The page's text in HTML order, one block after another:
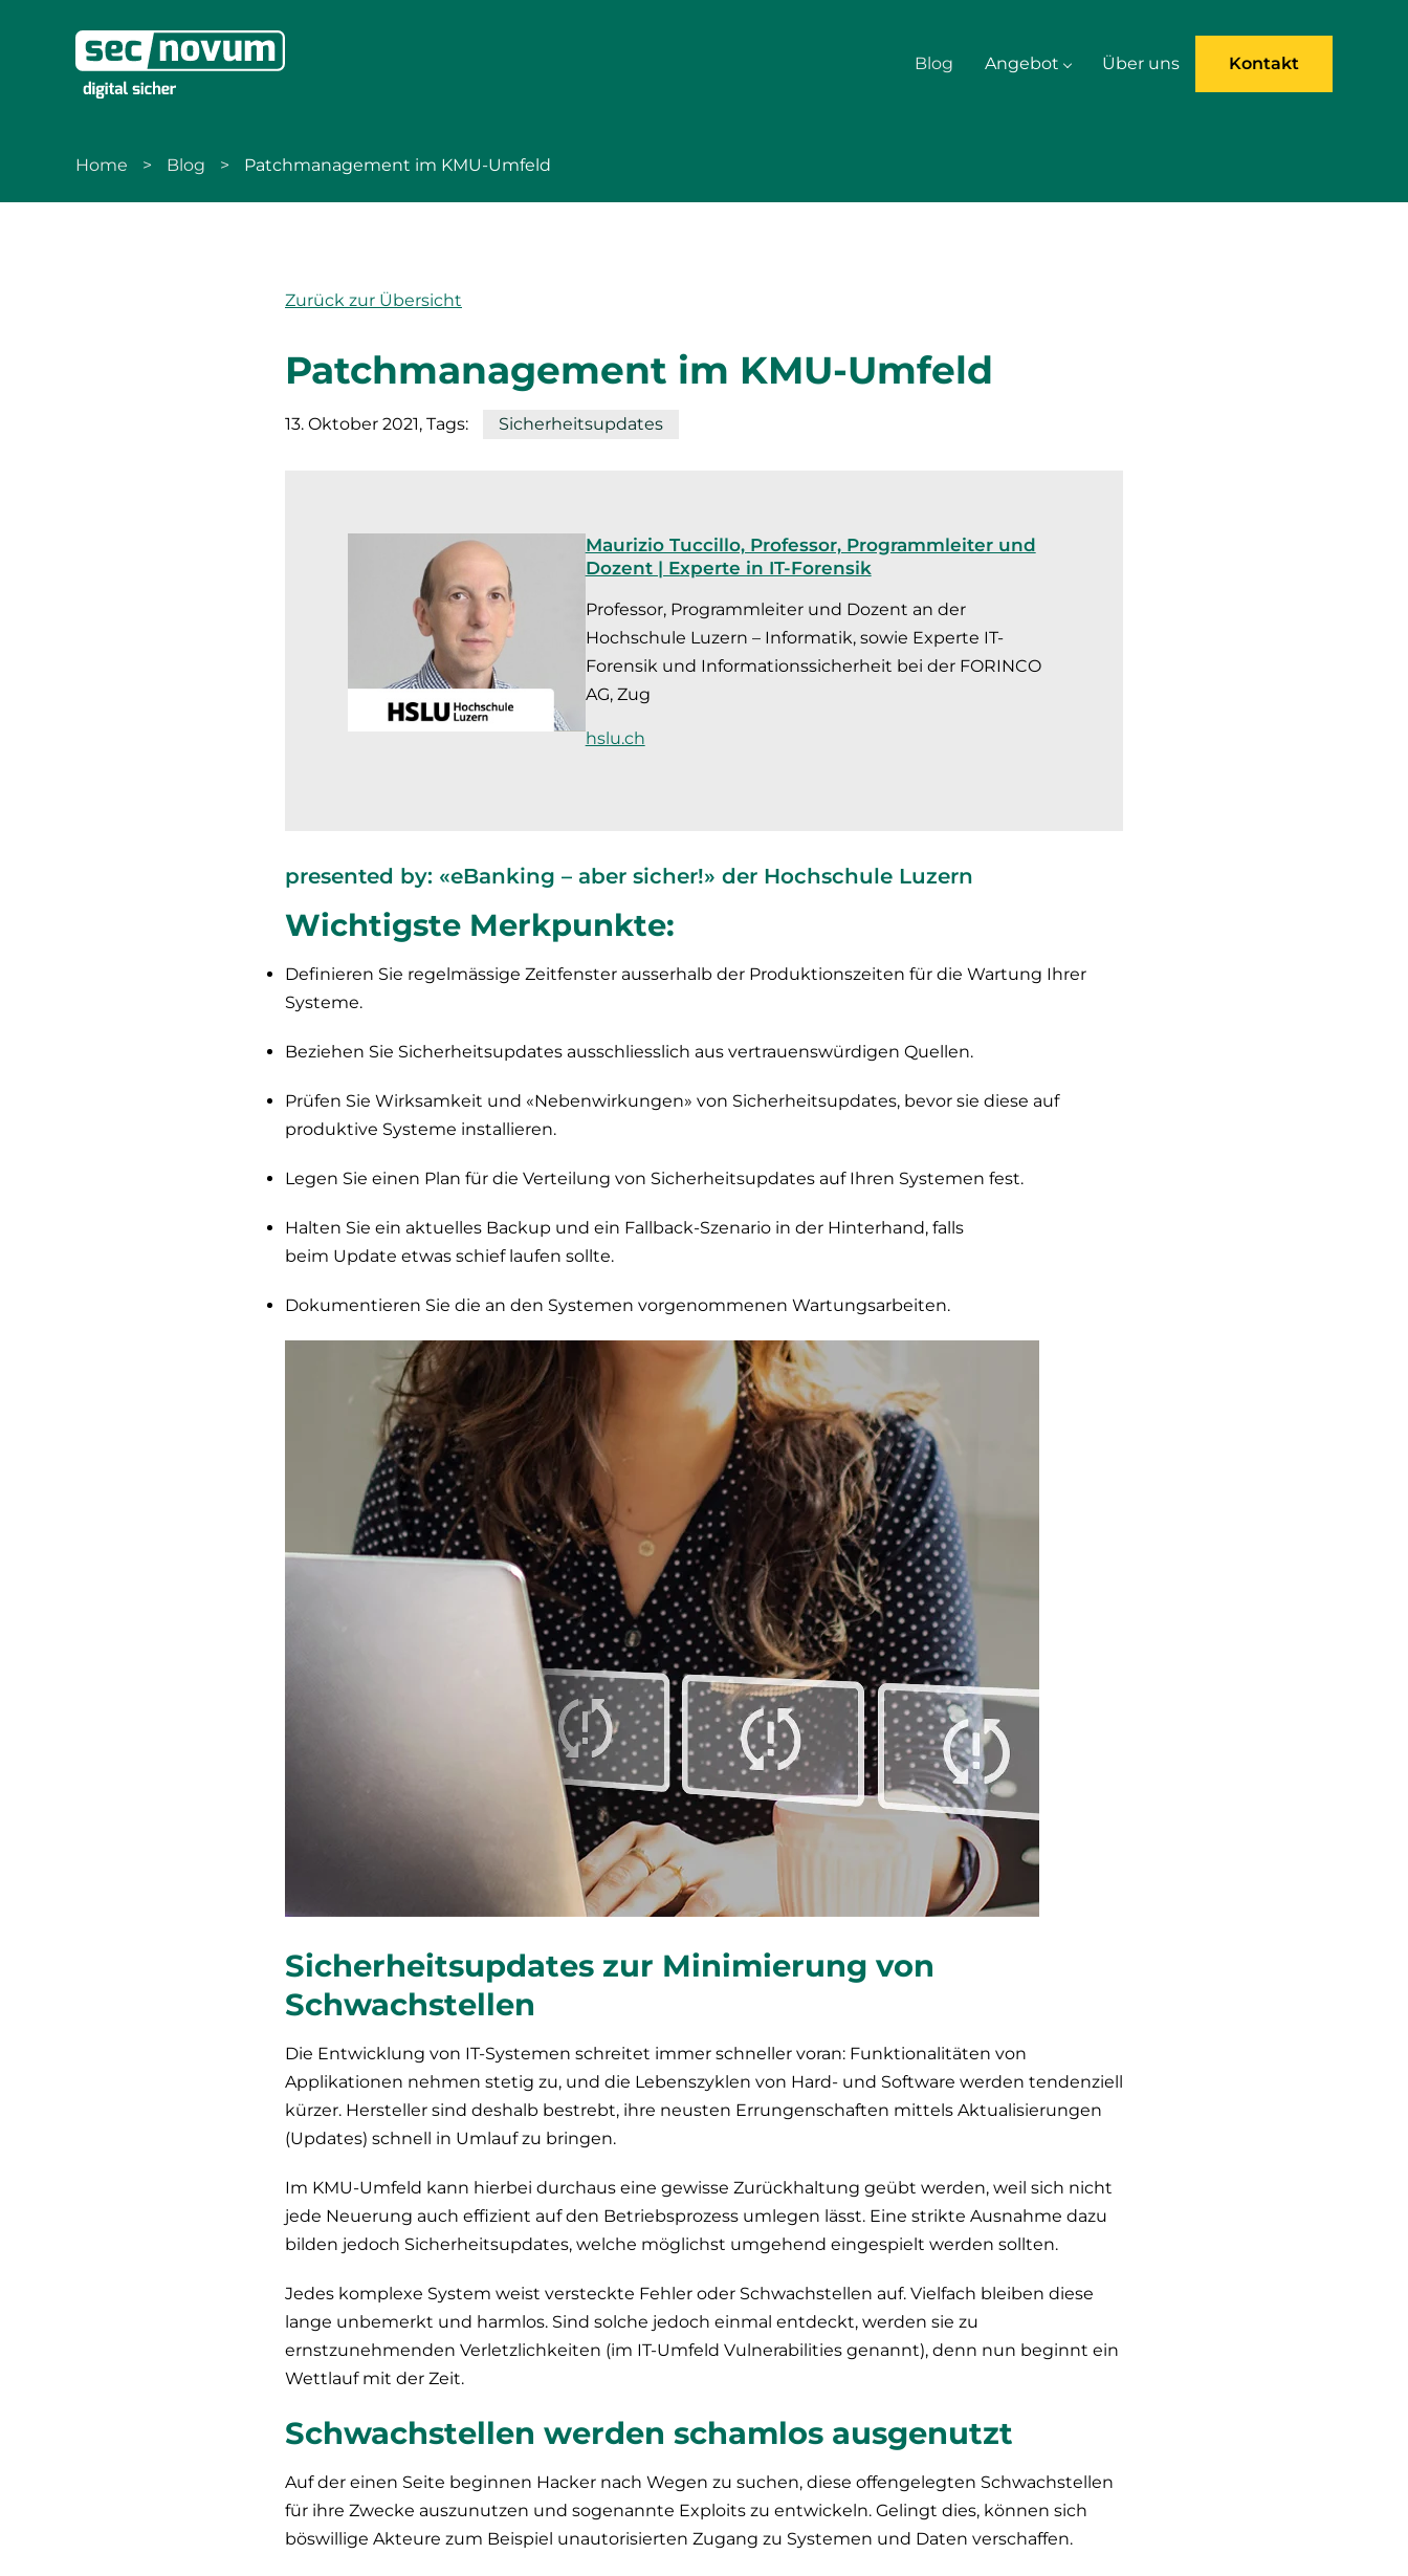
zur Navigation
zum Inhalt
Blog
Angebot Über uns Kontakt
Home Blog Patchmanagement im KMU-Umfeld
Zurück zur Übersicht
Patchmanagement im KMU-Umfeld
13. Oktober 2021, Tags: Sicherheitsupdates
Maurizio Tuccillo, Professor, Programmleiter und
Dozent | Experte in IT-Forensik
Professor, Programmleiter und Dozent an der
Hochschule Luzern – Informatik, sowie Experte IT-
Forensik und Informationssicherheit bei der FORINCO
AG, Zug
hslu.ch
presented by: «eBanking – aber sicher!» der Hochschule Luzern
Wichtigste Merkpunkte:
Definieren Sie regelmässige Zeitfenster ausserhalb der Produktionszeiten für die Wartung Ihrer
Systeme.
Beziehen Sie Sicherheitsupdates ausschliesslich aus vertrauenswürdigen Quellen.
Prüfen Sie Wirksamkeit und «Nebenwirkungen» von Sicherheitsupdates, bevor sie diese auf
produktive Systeme installieren.
Legen Sie einen Plan für die Verteilung von Sicherheitsupdates auf Ihren Systemen fest.
Halten Sie ein aktuelles Backup und ein Fallback-Szenario in der Hinterhand, falls
beim Update etwas schief laufen sollte.
Dokumentieren Sie die an den Systemen vorgenommenen Wartungsarbeiten.
Sicherheitsupdates zur Minimierung von
Schwachstellen
Die Entwicklung von IT-Systemen schreitet immer schneller voran: Funktionalitäten von
Applikationen nehmen stetig zu, und die Lebenszyklen von Hard- und Software werden tendenziell
kürzer. Hersteller sind deshalb bestrebt, ihre neusten Errungenschaften mittels Aktualisierungen
(Updates) schnell in Umlauf zu bringen.
Im KMU-Umfeld kann hierbei durchaus eine gewisse Zurückhaltung geübt werden, weil sich nicht
jede Neuerung auch effizient auf den Betriebsprozess umlegen lässt. Eine strikte Ausnahme dazu
bilden jedoch Sicherheitsupdates, welche möglichst umgehend eingespielt werden sollten.
Jedes komplexe System weist versteckte Fehler oder Schwachstellen auf. Vielfach bleiben diese
lange unbemerkt und harmlos. Sind solche jedoch einmal entdeckt, werden sie zu
ernstzunehmenden Verletzlichkeiten (im IT-Umfeld Vulnerabilities genannt), denn nun beginnt ein
Wettlauf mit der Zeit.
Schwachstellen werden schamlos ausgenutzt
Auf der einen Seite beginnen Hacker nach Wegen zu suchen, diese offengelegten Schwachstellen
für ihre Zwecke auszunutzen und sogenannte Exploits zu entwickeln. Gelingt dies, können sich
böswillige Akteure zum Beispiel unautorisierten Zugang zu Systemen und Daten verschaffen.